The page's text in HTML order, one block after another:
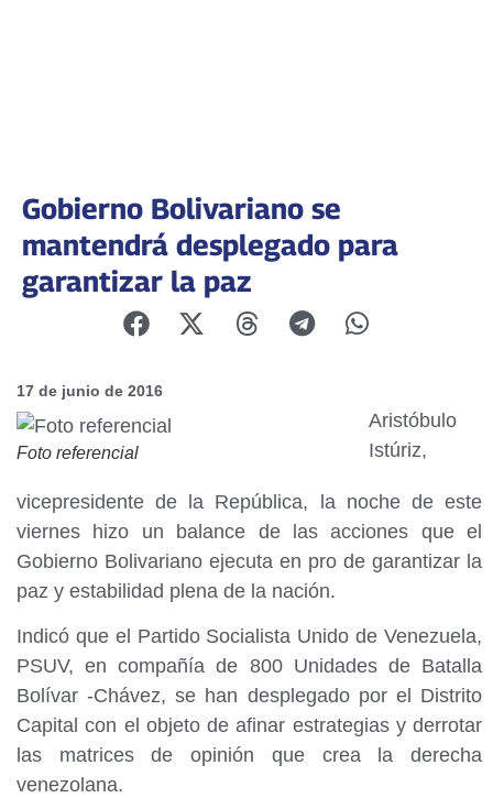
Gobierno Bolivariano se
mantendrá desplegado para
garantizar la paz
17 de junio de 2016
Foto referencial
Aristóbulo
Istúriz,
vicepresidente de la República, la noche de este
viernes hizo un balance de las acciones que el
Gobierno Bolivariano ejecuta en pro de garantizar la
paz y estabilidad plena de la nación.
Indicó que el Partido Socialista Unido de Venezuela,
PSUV, en compañía de 800 Unidades de Batalla
Bolívar -Chávez, se han desplegado por el Distrito
Capital con el objeto de afinar estrategias y derrotar
las matrices de opinión que crea la derecha
venezolana.